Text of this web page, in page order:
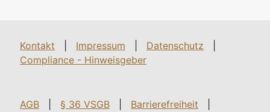
Kontakt Impressum Datenschutz
Compliance - Hinweisgeber
AGB § 36 VSGB Barrierefreiheit